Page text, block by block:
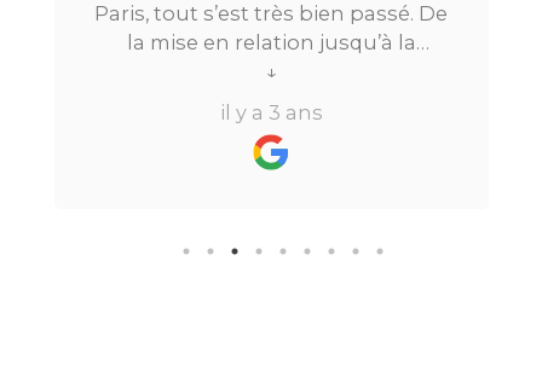
Paris, tout s’est très bien passé. De
la mise en relation jusqu’à la
location. Le digital qui fait gagner
beaucoup de temps ne fait pas
perdre l’aspect humain ce qui est
vraiment bien ! Je recommande
↓
il y a 3 ans